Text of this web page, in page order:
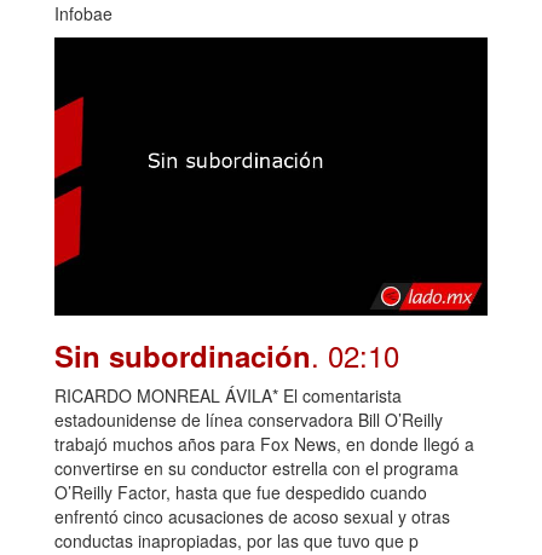
Infobae
Sin subordinación. 02:10
RICARDO MONREAL ÁVILA* El comentarista
estadounidense de línea conservadora Bill O’Reilly
trabajó muchos años para Fox News, en donde llegó a
convertirse en su conductor estrella con el programa
O’Reilly Factor, hasta que fue despedido cuando
enfrentó cinco acusaciones de acoso sexual y otras
conductas inapropiadas, por las que tuvo que p